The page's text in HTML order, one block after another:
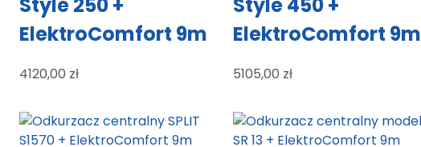
Style 250 +
ElektroComfort 9m
4120,00 zł
Style 450 +
ElektroComfort 9m
5105,00 zł